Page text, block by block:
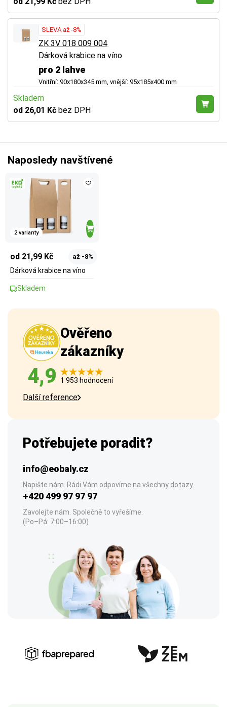
SLEVA až -8%
ZK 3V 018 009 004
Dárková krabice na víno
pro 2 lahve
Vnitřní: 90x180x345 mm, vnější: 95x185x400 mm
Skladem
od 26,01 Kč bez DPH
Naposledy navštívené
2 varianty
od 21,99 Kč až -8%
Dárková krabice na víno
Skladem
Ověřeno
zákazníky
4,9 1 953 hodnocení
Další reference
Potřebujete poradit?
info@eobaly.cz
Napište nám. Rádi Vám odpovíme na všechny dotazy.
+420 499 97 97 97
Zavolejte nám. Společně to vyřešíme.
(Po–Pá: 7:00–16:00)